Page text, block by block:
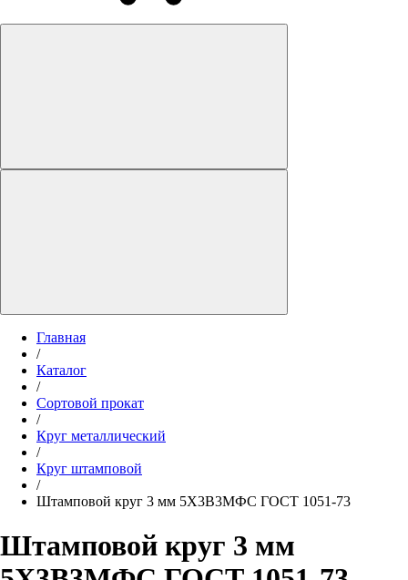
Главная
/
Каталог
/
Сортовой прокат
/
Круг металлический
/
Круг штамповой
/
Штамповой круг 3 мм 5Х3В3МФС ГОСТ 1051-73
Штамповой круг 3 мм